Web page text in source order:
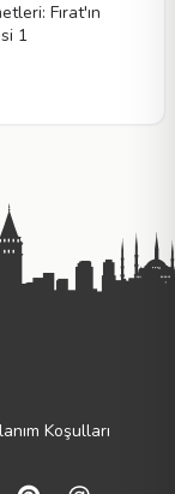
Fırat'ın
1
Koşulları